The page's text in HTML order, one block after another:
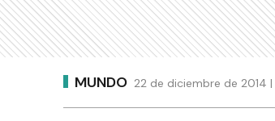
MUNDO 22 de diciembre de 2014